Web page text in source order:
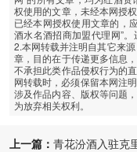
权使用的文章，未经本网授
已经本网授权使用文章的，
酒水名酒招商加盟代理网”
2.本网转载并注明自其它来
章，目的在于传递更多信息
不承担此类作品侵权行为的
网转载时，必须保留本网注
涉及作品内容、版权等问题
为放弃相关权利。
上一篇： 青花汾酒入驻克